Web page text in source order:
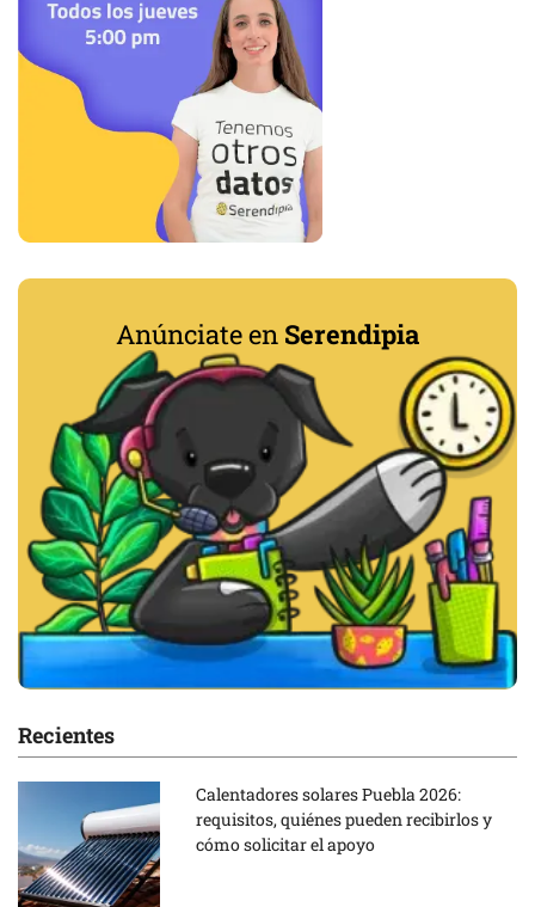
Anúnciate en Serendipia
Recientes
Calentadores solares Puebla 2026:
requisitos, quiénes pueden recibirlos y
cómo solicitar el apoyo